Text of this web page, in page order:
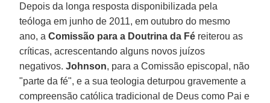
Depois da longa resposta disponibilizada pela
teóloga em junho de 2011, em outubro do mesmo
ano, aComissão para a Doutrina da Fé reiterou as
críticas, acrescentando alguns novos juízos
negativos.Johnson, para a Comissão episcopal, não
"parte da fé", e a sua teologia deturpou gravemente a
compreensão católica tradicional de Deus como Pai e